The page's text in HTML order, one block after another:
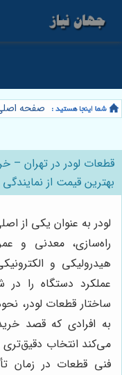
صفحه
قطعات لودر در تهران –
بهترین قیمت از
لودر به عنوان یکی از
راه‌سازی، معدنی و
هیدرولیکی و
عملکرد دستگاه را
ساختار قطعات لودر،
به افرادی که قصد
می‌کند انتخاب
فنی قطعات در زمان